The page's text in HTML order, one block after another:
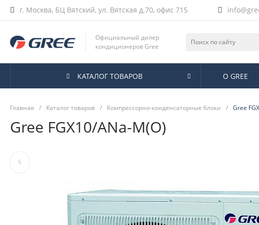
г. Москва, БЦ Вятский, ул. Вятская д.70, офис 715
Официальный дилер
кондиционеров Gree
КАТАЛОГ ТОВАРОВ О GREE
Главная / Каталог товаров / Компрессорно-конденсаторные блоки / Gree
Gree FGX10/ANa-M(O)